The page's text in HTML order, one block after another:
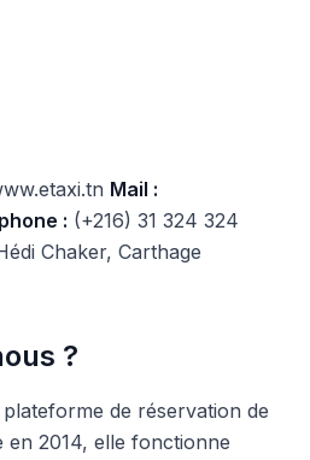
Mail :
: (+216) 31 324 324
Chaker, Carthage
?
de réservation de
en 2014, elle fonctionne